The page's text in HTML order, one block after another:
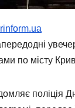
по місту
поліція